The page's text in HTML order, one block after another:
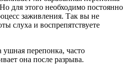
для этого необходимо постоянно
заживления. Так вы не
слуха и воспрепятствуете
перепонка, часто
она после разрыва.